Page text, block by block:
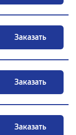
Заказать
Заказать
Заказать